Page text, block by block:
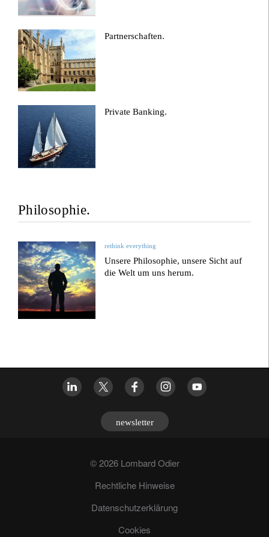
Partnerschaften.
Private Banking.
Philosophie.
rethink everything
Unsere Philosophie, unsere Sicht auf
die Welt um uns herum.
newsletter
© 2026 Lombard Odier
Rechtliche Hinweise
Datenschutzerklärung
Cookies